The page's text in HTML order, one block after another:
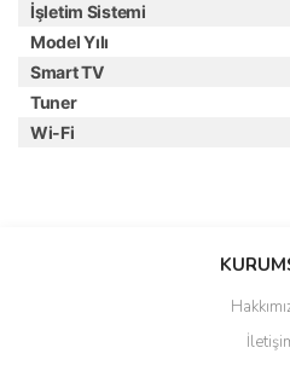
İşletim Sistemi
Model Yılı
Smart TV
Tuner
Wi-Fi
Bu ürüne ilk
Yorum
Ürün resmi kalitesiz, bozuk veya